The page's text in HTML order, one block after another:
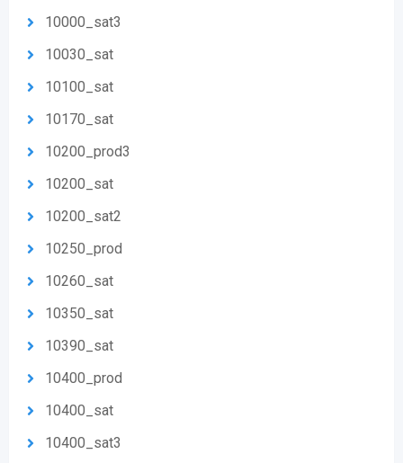
10000_sat3
10030_sat
10100_sat
10170_sat
10200_prod3
10200_sat
10200_sat2
10250_prod
10260_sat
10350_sat
10390_sat
10400_prod
10400_sat
10400_sat3